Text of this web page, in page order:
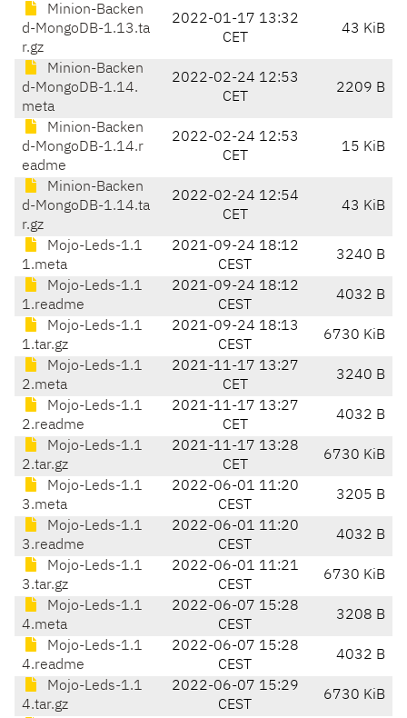
Minion-Backen
d-MongoDB-1.13.ta
r.gz
2022-01-17 13:32
CET
43 KiB
Minion-Backen
d-MongoDB-1.14.
meta
2022-02-24 12:53
CET
2209 B
Minion-Backen
d-MongoDB-1.14.r
eadme
2022-02-24 12:53
CET
15 KiB
Minion-Backen
d-MongoDB-1.14.ta
r.gz
2022-02-24 12:54
CET
43 KiB
Mojo-Leds-1.1
1.meta
2021-09-24 18:12
CEST
3240 B
Mojo-Leds-1.1
1.readme
2021-09-24 18:12
CEST
4032 B
Mojo-Leds-1.1
1.tar.gz
2021-09-24 18:13
CEST
6730 KiB
Mojo-Leds-1.1
2.meta
2021-11-17 13:27
CET
3240 B
Mojo-Leds-1.1
2.readme
2021-11-17 13:27
CET
4032 B
Mojo-Leds-1.1
2.tar.gz
2021-11-17 13:28
CET
6730 KiB
Mojo-Leds-1.1
3.meta
2022-06-01 11:20
CEST
3205 B
Mojo-Leds-1.1
3.readme
2022-06-01 11:20
CEST
4032 B
Mojo-Leds-1.1
3.tar.gz
2022-06-01 11:21
CEST
6730 KiB
Mojo-Leds-1.1
4.meta
2022-06-07 15:28
CEST
3208 B
Mojo-Leds-1.1
4.readme
2022-06-07 15:28
CEST
4032 B
Mojo-Leds-1.1
4.tar.gz
2022-06-07 15:29
CEST
6730 KiB